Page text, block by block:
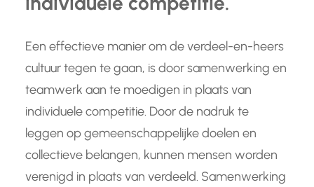
Een effectieve manier om de verdeel-en-heers
cultuur tegen te gaan, is door samenwerking en
teamwerk aan te moedigen in plaats van
individuele competitie. Door de nadruk te
leggen op gemeenschappelijke doelen en
collectieve belangen, kunnen mensen worden
verenigd in plaats van verdeeld. Samenwerking